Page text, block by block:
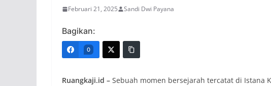
Februari 21, 2025 Sandi Dwi Payana
Bagikan:
0
Ruangkaji.id – Sebuah momen bersejarah tercatat di Istana